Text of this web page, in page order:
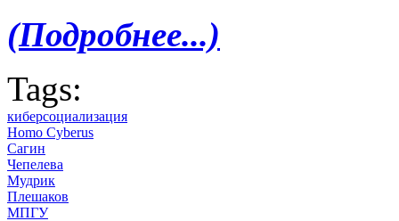
(Подробнее...)
Tags:
киберсоциализация
Homo Cyberus
Сагин
Чепелева
Мудрик
Плешаков
МПГУ